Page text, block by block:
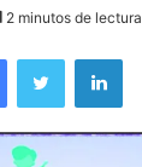
2 minutos de lectura